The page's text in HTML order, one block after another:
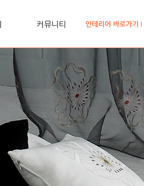
인테리어 바로가기
커뮤니티